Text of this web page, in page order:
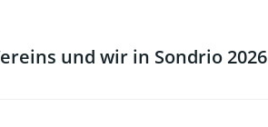
und wir in Sondrio 2026